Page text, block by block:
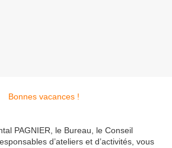
PAGNIER, le Bureau, le Conseil
d’ateliers et d’activités, vous